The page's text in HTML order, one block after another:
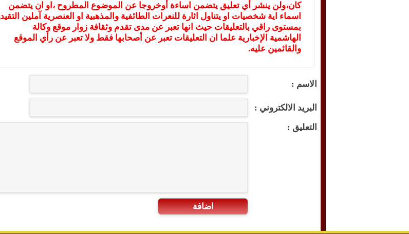
كان،ولن ينشر أي تعليق يتضمن اساءة أوخروجا عن الموضوع المطروح ،او ان يتضمن
اسماء اية شخصيات او يتناول اثارة للنعرات الطائفية والمذهبية او العنصرية آملين التقيد
بمستوى راقي بالتعليقات حيث انها تعبر عن مدى تقدم وثقافة زوار موقع وكالة
الهاشمية الإخبارية علما ان التعليقات تعبر عن أصحابها فقط ولا تعبر عن رأي الموقع
والقائمين عليه.
الاسم :
البريد الالكتروني :
التعليق :
اضافة